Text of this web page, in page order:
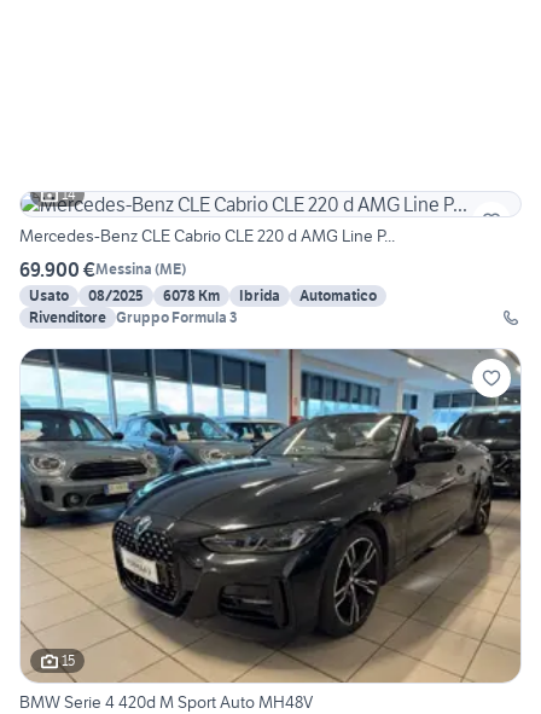
14
Mercedes-Benz CLE Cabrio CLE 220 d AMG Line P...
69.900 €Messina (ME)
Usato
08/2025 6078 Km Ibrida
Automatico
Rivenditore Gruppo Formula 3
15
BMW Serie 4 420d M Sport Auto MH48V